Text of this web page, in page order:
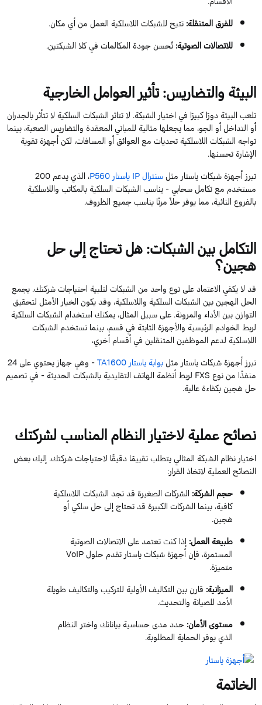
للفرق المتنقلة:تتيح للشبكات اللاسلكية العمل من أي مكان.
للاتصالات الصوتية:تُحسن جودة المكالمات في كلا الشبكتين.
البيئة والتضاريس: تأثير العوامل الخارجية
تلعب البيئة دورًا كبيرًا في اختيار الشبكة. لاتتاثرالشبكات السلكية لا تتأثر بالجدران
أو التداخل أو الجو، مما يجعلها مثالية للمباني المعقدة والتضاريس الصعبة، بينما
تواجه الشبكات اللاسلكية تحديات مع العوائق أو المسافات، لكن أجهزة تقوية
الإشارة تحسنها.
تبرزأجهزة شبكاتياستارمثلسنترالIPياستارP560، الذييدعم200
مستخدم مع تكامل سحابي - يناسب الشبكات السلكية بالمكاتب واللاسلكية
بالفروع النائية، مما يوفر حلاً مرنًا يناسب جميع الظروف.
التكامل بين الشبكات: هل تحتاج إلى حل
هجين؟
قد لا يكفي الاعتماد على نوع واحد من الشبكات لتلبية احتياجات شركتك. يجمع
الحل الهجين بين الشبكات السلكية واللاسلكية، وقد يكون الخيار الأمثل لتحقيق
التوازن بين الأداء والمرونة. على سبيل المثال، يمكنك استخدام الشبكات السلكية
لربط الخوادم الرئيسية والأجهزة الثابتة في قسم، بينما تستخدم الشبكات
اللاسلكية لدعم الموظفين المتنقلين في أقسام أخري،
تبرزأجهزة شبكاتياستارمثلبوابةياستارTA1600- وهي جهاز يحتوي على24
منفذًا من نوع FXS لربط أنظمة الهاتف التقليدية بالشبكات الحديثة - في تصميم
حل هجين بكفاءة عالية.
نصائح عملية لاختيار النظام المناسب لشركتك
اختيار نظام الشبكة المثالي يتطلب تقييمًا دقيقًا لاحتياجات شركتك. إليك بعض
النصائح العملية لاتخاذ القرار:
حجم الشركة: الشركات الصغيرة قد تجد الشبكات اللاسلكية
كافية، بينما الشركات الكبيرة قد تحتاج إلى حل سلكي أو
هجين.
طبيعة العمل:إذا كنت تعتمد على الاتصالات الصوتية
المستمرة، فإنأجهزة شبكاتياستارتقدم حلولVoIP
متميزة.
الميزانية: قارن بين التكاليف الأولية للتركيب والتكاليف طويلة
الأمد للصيانة والتحديث.
مستوى الأمان:حدد مدى حساسية بياناتك واختر النظام
الذي يوفر الحماية المطلوبة.
الخاتمة